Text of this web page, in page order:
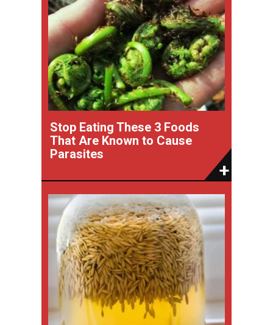
Stop Eating These 3 Foods
That Are Known to Cause
Parasites